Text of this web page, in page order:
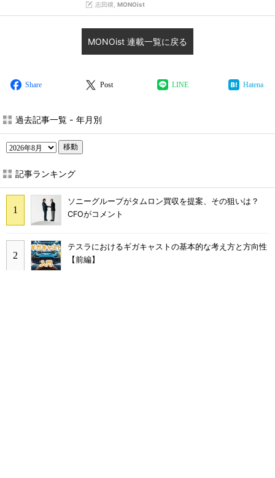
志田穣, MONOist
MONOist 連載一覧に戻る
Share Post LINE Hatena
過去記事一覧 - 年月別
移動
記事ランキング
ソニーグループがタムロン買収を提案、その狙いは？
CFOがコメント
テスラにおけるギガキャストの基本的な考え方と方向性
【前編】